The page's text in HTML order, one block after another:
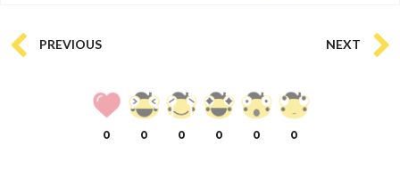
PREVIOUS NEXT
0 0 0 0 0 0